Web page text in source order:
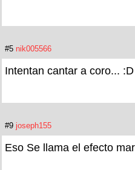
#5 nik005566
Intentan cantar a coro... :D
#9 joseph155
Eso Se llama el efecto